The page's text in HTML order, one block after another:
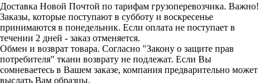
Доставка Новой Почтой по тарифам грузоперевозчика. Важно!
Заказы, которые поступают в субботу и воскресенье
принимаются в понедельник. Если оплата не поступает в
течении 2 дней - заказ отменяется.
Обмен и возврат товара. Согласно "Закону о защите прав
потребителя" ткани возврату не подлежат. Если Вы
сомневаетесь в Вашем заказе, компания предварительно может
выслать Вам образцы.